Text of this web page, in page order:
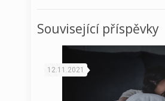
Související příspěvky
12.11.2021